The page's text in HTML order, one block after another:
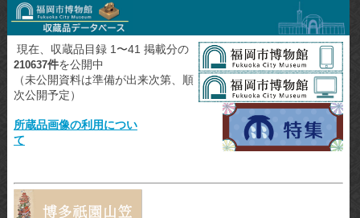
現在、収蔵品目録 1〜41 掲載分の
210637件を公開中
（未公開資料は準備が出来次第、順
次公開予定）
所蔵品画像の利用につい
て